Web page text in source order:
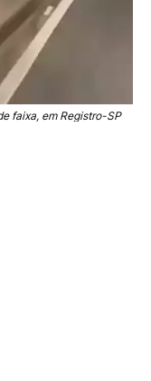
faixa, em Registro-SP